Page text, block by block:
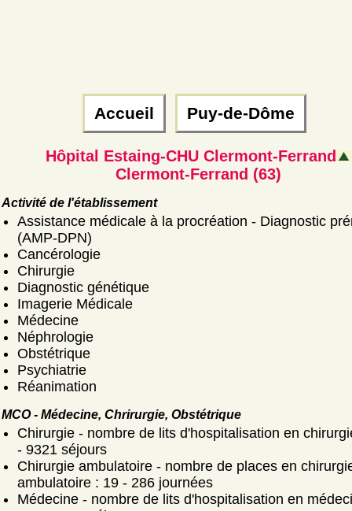
Accueil Puy-de-Dôme
Hôpital Estaing-CHU Clermont-Ferrand
Clermont-Ferrand (63)
Activité de l'établissement
Assistance médicale à la procréation - Diagnostic
(AMP-DPN)
Cancérologie
Chirurgie
Diagnostic génétique
Imagerie Médicale
Médecine
Néphrologie
Obstétrique
Psychiatrie
Réanimation
MCO - Médecine, Chrirurgie, Obstétrique
Chirurgie - nombre de lits d'hospitalisation en
- 9321 séjours
Chirurgie ambulatoire - nombre de places en
ambulatoire : 19 - 286 journées
Médecine - nombre de lits d'hospitalisation en